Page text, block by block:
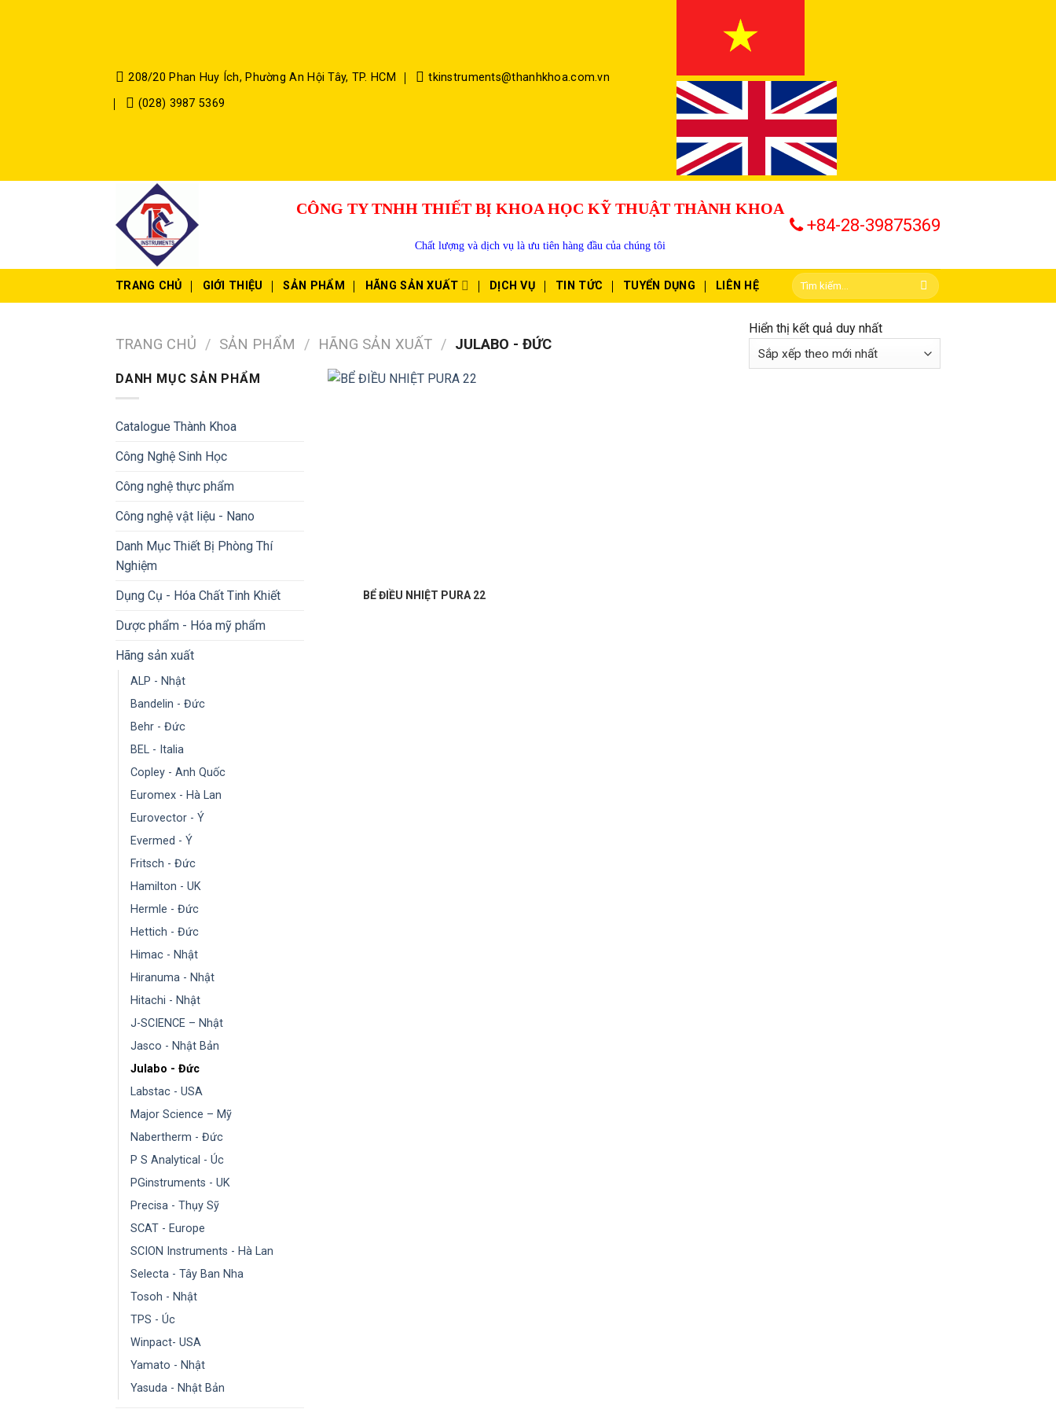
208/20 Phan Huy Ích, Phường An Hội Tây, TP. HCM
tkinstruments@thanhkhoa.com.vn
(028) 3987 5369
CÔNG TY TNHH THIẾT BỊ KHOA HỌC KỸ THUẬT THÀNH KHOA
Chất lượng và dịch vụ là ưu tiên hàng đầu của chúng tôi
+84-28-39875369
TRANG CHỦ GIỚI THIỆU SẢN PHẨM HÃNG SẢN XUẤT DỊCH VỤ TIN TỨC TUYỂN DỤNG LIÊN HỆ
TRANG CHỦ / SẢN PHẨM / HÃNG SẢN XUẤT / JULABO - ĐỨC
Hiển thị kết quả duy nhất
DANH MỤC SẢN PHẨM
Catalogue Thành Khoa
Công Nghệ Sinh Học
Công nghệ thực phẩm
Công nghệ vật liệu - Nano
Danh Mục Thiết Bị Phòng Thí
Nghiệm
Dụng Cụ - Hóa Chất Tinh Khiết
Dược phẩm - Hóa mỹ phẩm
Hãng sản xuất
ALP - Nhật
Bandelin - Đức
Behr - Đức
BEL - Italia
Copley - Anh Quốc
Euromex - Hà Lan
Eurovector - Ý
Evermed - Ý
Fritsch - Đức
Hamilton - UK
Hermle - Đức
Hettich - Đức
Himac - Nhật
Hiranuma - Nhật
Hitachi - Nhật
J-SCIENCE – Nhật
Jasco - Nhật Bản
Julabo - Đức
Labstac - USA
Major Science – Mỹ
Nabertherm - Đức
P S Analytical - Úc
PGinstruments - UK
Precisa - Thụy Sỹ
SCAT - Europe
SCION Instruments - Hà Lan
Selecta - Tây Ban Nha
Tosoh - Nhật
TPS - Úc
Winpact- USA
Yamato - Nhật
Yasuda - Nhật Bản
BỂ ĐIỀU NHIỆT PURA 22